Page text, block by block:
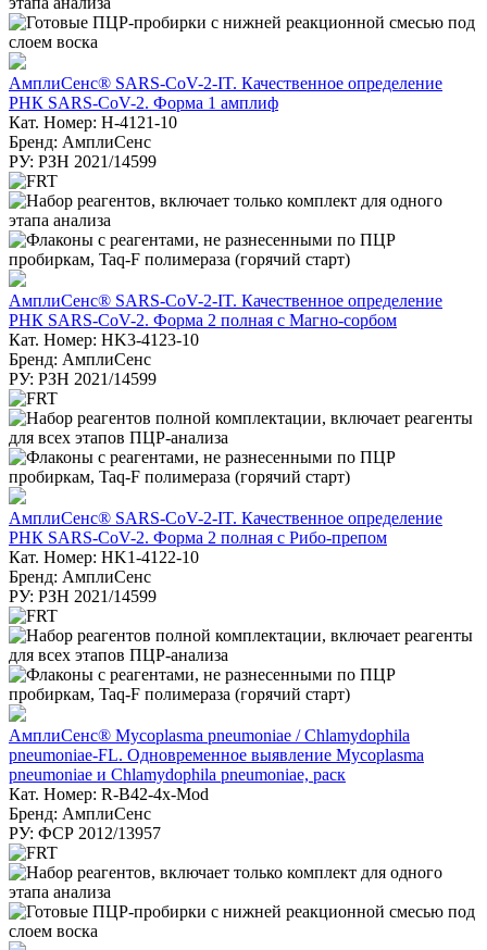
АмплиСенс® SARS-CoV-2-IT. Качественное определение
РНК SARS-CoV-2. Форма 1 амплиф
Кат. Номер: Н-4121-10
Бренд: АмплиСенс
РУ: РЗН 2021/14599
АмплиСенс® SARS-CoV-2-IT. Качественное определение
РНК SARS-CoV-2. Форма 2 полная с Магно-сорбом
Кат. Номер: HK3-4123-10
Бренд: АмплиСенс
РУ: РЗН 2021/14599
АмплиСенс® SARS-CoV-2-IT. Качественное определение
РНК SARS-CoV-2. Форма 2 полная с Рибо-препом
Кат. Номер: HK1-4122-10
Бренд: АмплиСенс
РУ: РЗН 2021/14599
АмплиСенс® Mycoplasma pneumoniae / Chlamydophila
pneumoniae-FL. Одновременное выявление Mycoplasma
pneumoniae и Chlamydophila pneumoniae, раск
Кат. Номер: R-B42-4x-Mod
Бренд: АмплиСенс
РУ: ФСР 2012/13957